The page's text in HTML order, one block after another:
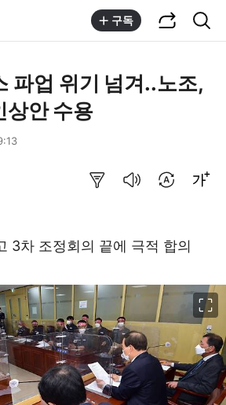
구독
파업 위기 넘겨..노조,
상안 수용
3차 조정회의 끝에 극적 합의